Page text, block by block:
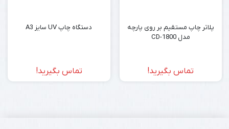
پلاتر چاپ مستقیم بر روی پارچه
مدل CD-1800
تماس بگیرید!
دستگاه چاپ UV سایز A3
تماس بگیرید!